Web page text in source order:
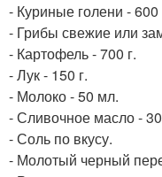
- Куриные голени - 600
- Грибы свежие или
- Картофель - 700 г.
- Лук - 150 г.
- Молоко - 50 мл.
- Сливочное масло - 30
- Соль по вкусу.
- Молотый черный